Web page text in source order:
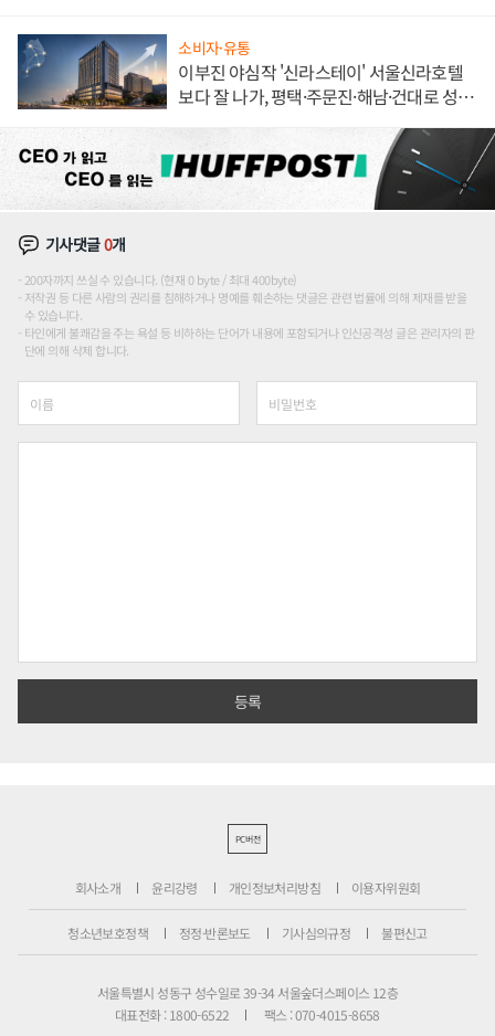
소비자·유통
이부진 야심작 '신라스테이' 서울신라호텔
보다 잘 나가, 평택·주문진·해남·건대로 성
기사댓글0개
200자까지 쓰실 수 있습니다. (현재 0 byte / 최대 400byte)
저작권 등 다른 사람의 권리를 침해하거나 명예를 훼손하는 댓글은 관련 법률에 의해 제재를 받을
수 있습니다.
타인에게 불쾌감을 주는 욕설 등 비하하는 단어가 내용에 포함되거나 인신공격성 글은 관리자의 판
단에 의해 삭제 합니다.
PC버전
회사소개 윤리강령 개인정보처리방침 이용자위원회
청소년보호정책 정정·반론보도 기사심의규정 불편신고
서울특별시 성동구 성수일로 39-34 서울숲더스페이스 12층
대표전화 : 1800-6522
팩스 : 070-4015-8658